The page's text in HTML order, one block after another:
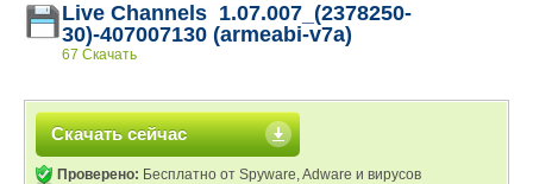
Live Channels 1.07.007_(2378250-
30)-407007130 (armeabi-v7a)
67 Скачать
Скачать сейчас
Проверено: Бесплатно от Spyware, Adware и вирусов